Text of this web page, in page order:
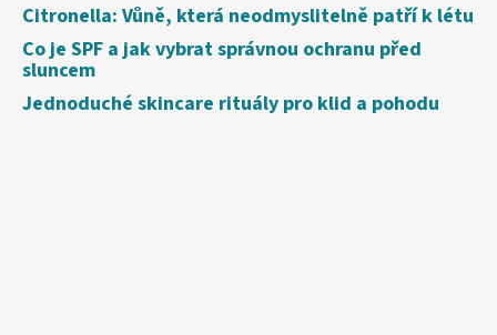
Citronella: Vůně, která neodmyslitelně patří k létu
Co je SPF a jak vybrat správnou ochranu před
sluncem
Jednoduché skincare rituály pro klid a pohodu